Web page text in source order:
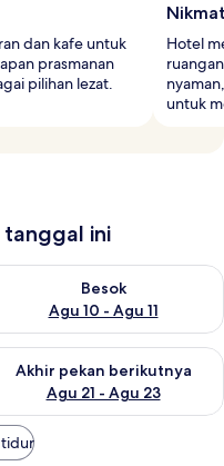
dan kafe untuk
prasmanan
pilihan lezat.
Hotel
untuk
tanggal ini
Agu 9 - Agu 10
Besok
Agu 10 - Agu 11
ketersediaan untuk
ini Agu 14 - Agu 16
Akhir pekan berikutnya
Agu 21 - Agu 23
ketersediaan untuk
tidur